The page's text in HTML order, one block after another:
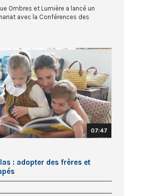
Ombres et Lumière a lancé un
avec la Conférences des
07:47
: adopter des frères et